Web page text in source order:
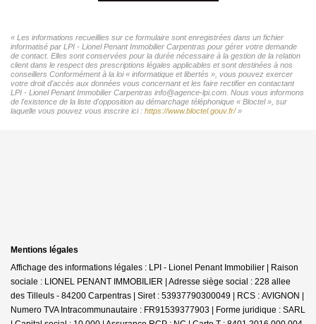
« Les informations recueillies sur ce formulaire sont enregistrées dans un fichier
informatisé par LPI - Lionel Penant Immobilier Carpentras pour gérer votre demande
de contact. Elles sont conservées pour la durée nécessaire à la gestion de la relation
client dans le respect des prescriptions légales applicables et sont destinées à nos
conseillers Conformément à la loi « informatique et libertés », vous pouvez exercer
votre droit d'accès aux données vous concernant et les faire rectifier en contactant
LPI - Lionel Penant Immobilier Carpentras info@agence-lpi.com. Nous vous informons
de l'existence de la liste d'opposition au démarchage téléphonique « Bloctel », sur
laquelle vous pouvez vous inscrire ici : https://www.bloctel.gouv.fr/»
Mentions légales
Affichage des informations légales : LPI - Lionel Penant Immobilier | Raison
sociale : LIONEL PENANT IMMOBILIER | Adresse siège social : 228 allee
des Tilleuls - 84200 Carpentras | Siret : 53937790300049 | RCS : AVIGNON |
Numero TVA Intracommunautaire : FR91539377903 | Forme juridique : SARL